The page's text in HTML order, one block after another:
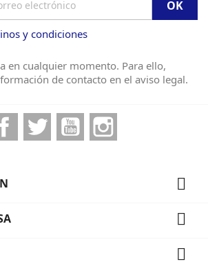
y condiciones
en cualquier momento. Para ello,
de contacto en el aviso legal.
FacebookTwitter YouTube


